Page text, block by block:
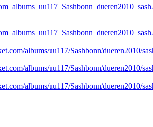
albums/uu117/Sashbonn/dueren2010/
albums/uu117/Sashbonn/dueren2010/
albums/uu117/Sashbonn/dueren2010/